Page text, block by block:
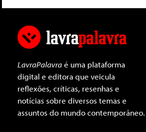
LavraPalavraé uma plataforma
digital e editora que veicula
reflexões, críticas, resenhas e
notícias sobre diversos temas e
assuntos do mundo contemporâneo.